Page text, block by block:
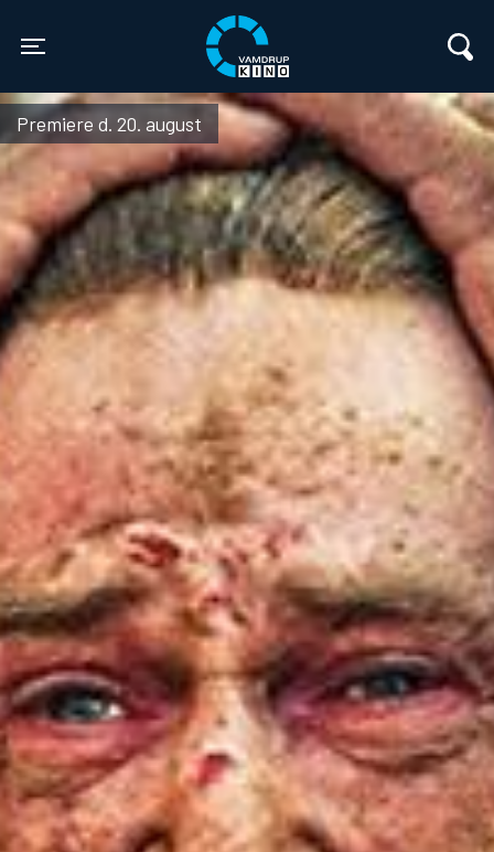
Vamdrup Kino
Premiere d. 20. august